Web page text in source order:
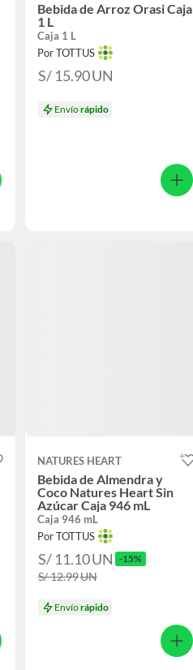
Bebida de Arroz Orasi Caja
1 L
Caja 1 L
Por TOTTUS
S/ 15.90UN
Envíorápido
NATURES HEART
Bebida de Almendra y
Coco Natures Heart Sin
Azúcar Caja 946 mL
Caja 946 mL
Por TOTTUS
S/ 11.10UN -15%
S/ 12.99UN
Envíorápido